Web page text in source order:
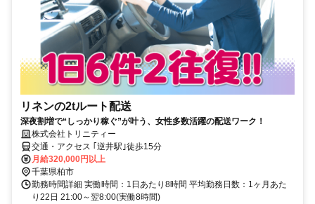
リネンの2tルート配送
深夜割増で“しっかり稼ぐ”が叶う、女性多数活躍の配送ワーク！
株式会社トリニティー
交通・アクセス ｢逆井駅｣徒歩15分
月給320,000円以上
千葉県柏市
勤務時間詳細 実働時間：1日あたり8時間 平均勤務日数：1ヶ月あた
り22日 21:00～翌8:00(実働8時間)